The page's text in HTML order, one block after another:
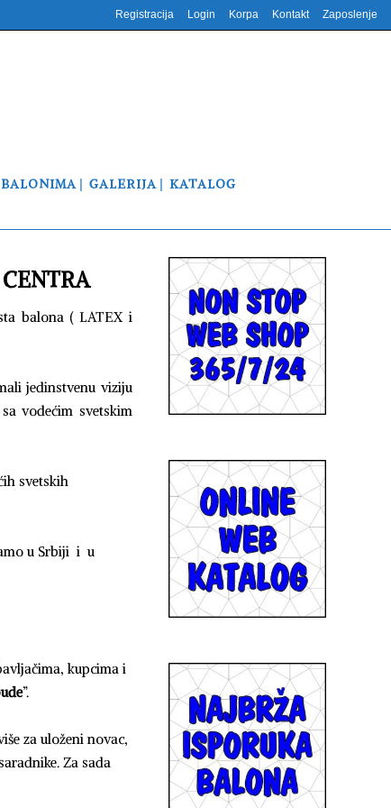
Registracija Login Korpa Kontakt Zaposlenje
GALERIJA KATALOG
balona ( LATEX i
jedinstvenu viziju
vodećim svetskim
svetskih
u Srbiji i u
kupcima i
”.
za uloženi novac,
Za sada